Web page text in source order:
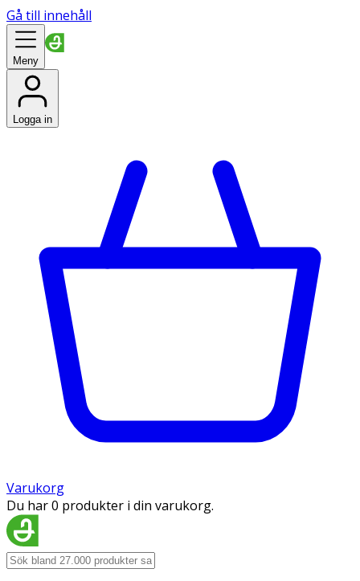
Gå till innehåll
Meny
Logga in
Varukorg
Du har 0 produkter i din varukorg.